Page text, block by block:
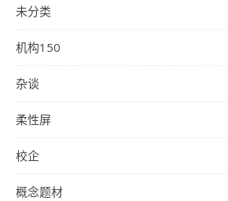
未分类
机构150
杂谈
柔性屏
校企
概念题材